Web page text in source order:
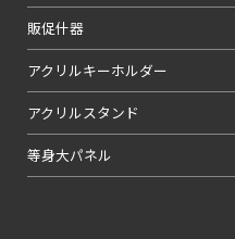
販促什器
アクリルキーホルダー
アクリルスタンド
等身大パネル